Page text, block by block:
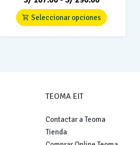
de
precios:
desde
Seleccionar opciones
TEOMA EIT
Contactar a Teoma
Tienda